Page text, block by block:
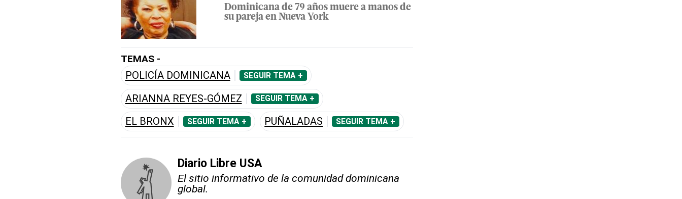
Dominicana de 79 años muere a manos de
su pareja en Nueva York
TEMAS -
POLICÍA DOMINICANA SEGUIR TEMA +
ARIANNA REYES-GÓMEZ SEGUIR TEMA +
EL BRONX SEGUIR TEMA + PUÑALADAS SEGUIR TEMA +
Diario Libre USA
El sitio informativo de la comunidad dominicana
global.